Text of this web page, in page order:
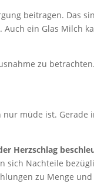
beitragen. Das
. Auch ein Glas Milch
zu betrachten.
müde ist. Gerade
Herzschlag
Nachteile
zu Menge